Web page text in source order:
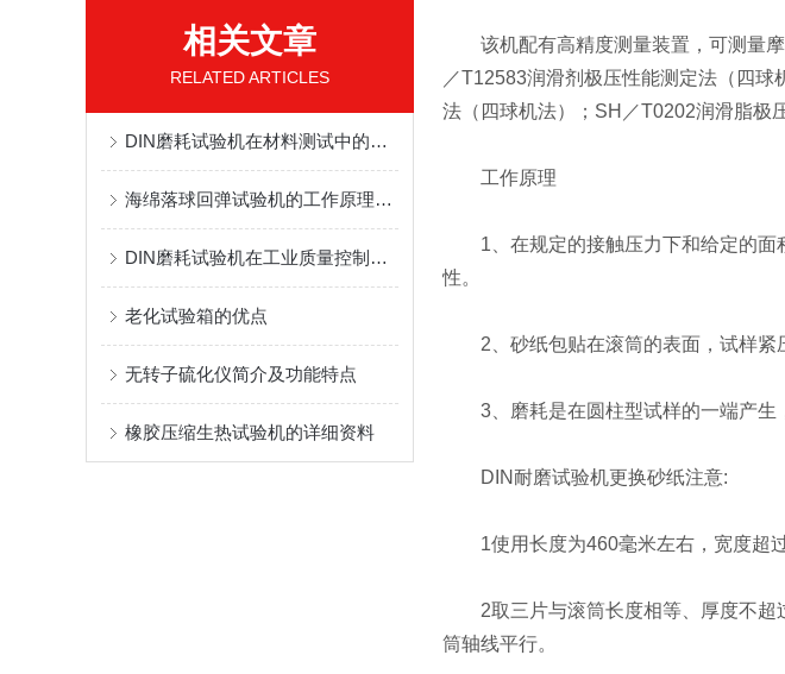
相关文章
RELATED ARTICLES
DIN磨耗试验机在材料测试中的重要性
海绵落球回弹试验机的工作原理介绍
DIN磨耗试验机在工业质量控制中的重要性
老化试验箱的优点
无转子硫化仪简介及功能特点
橡胶压缩生热试验机的详细资料
该机配有高精度测量装置，可测量摩
／T12583润滑剂极压性能测定法（四
法（四球机法）；SH／T0202润滑脂极
工作原理
1、在规定的接触压力下和给定的面
性。
2、砂纸包贴在滚筒的表面，试样紧
3、磨耗是在圆柱型试样的一端产生
DIN耐磨试验机更换砂纸注意:
1使用长度为460毫米左右，宽度超过
2取三片与滚筒长度相等、厚度不超
筒轴线平行。